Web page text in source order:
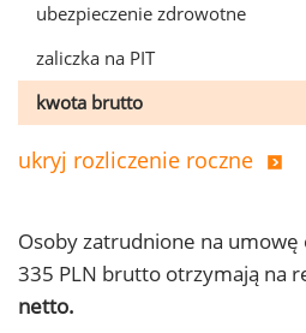
ubezpieczenie zdrowotne
zaliczka na PIT
kwota brutto
ukryj rozliczenie roczne
Osoby zatrudnione na umowę
335 PLN brutto otrzymają na
netto.